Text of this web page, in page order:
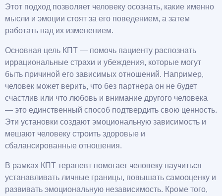
Этот подход позволяет человеку осознать, какие именно
мысли и эмоции стоят за его поведением, а затем
работать над их изменением.
Основная цель КПТ — помочь пациенту распознать
иррациональные страхи и убеждения, которые могут
быть причиной его зависимых отношений. Например,
человек может верить, что без партнера он не будет
счастлив или что любовь и внимание другого человека
— это единственный способ подтвердить свою ценность.
Эти установки создают эмоциональную зависимость и
мешают человеку строить здоровые и
сбалансированные отношения.
В рамках КПТ терапевт помогает человеку научиться
устанавливать личные границы, повышать самооценку и
развивать эмоциональную независимость. Кроме того,